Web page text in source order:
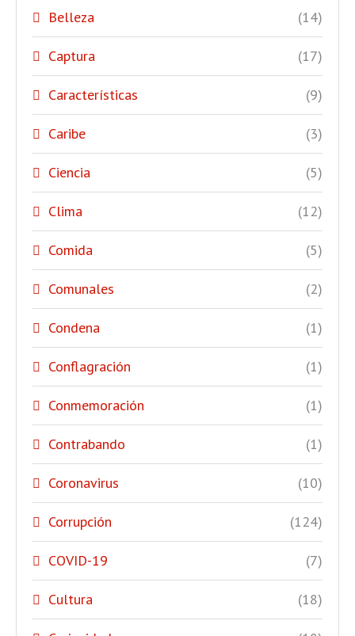
Belleza (14)
Captura (17)
Características (9)
Caribe (3)
Ciencia (5)
Clima (12)
Comida (5)
Comunales (2)
Condena (1)
Conflagración (1)
Conmemoración (1)
Contrabando (1)
Coronavirus (10)
Corrupción (124)
COVID-19 (7)
Cultura (18)